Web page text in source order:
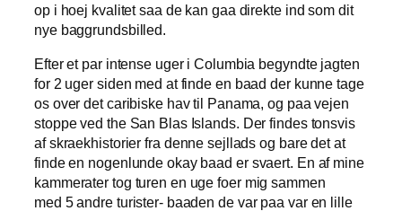
op i hoej kvalitet saa de kan gaa direkte ind som dit
nye baggrundsbilled.
Efter et par intense uger i Columbia begyndte jagten
for 2 uger siden med at finde en baad der kunne tage
os over det caribiske hav til Panama, og paa vejen
stoppe ved the San Blas Islands. Der findes tonsvis
af skraekhistorier fra denne sejllads og bare det at
finde en nogenlunde okay baad er svaert. En af mine
kammerater tog turen en uge foer mig sammen
med 5 andre turister- baaden de var paa var en lille